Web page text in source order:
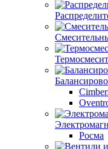
Росма